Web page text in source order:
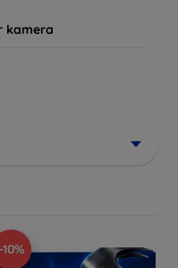
kamera
-10%